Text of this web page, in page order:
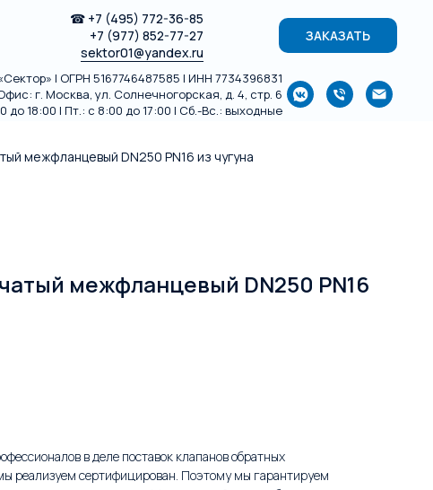
☎ +7 (495) 772-36-85
+7 (977) 852-77-27
sektor01@yandex.ru
ЗАКАЗАТЬ
| ОГРН 5167746487585 | ИНН 7734396831
г. Москва, ул. Солнечногорская, д. 4, стр. 6
18:00 | Пт.: с 8:00 до 17:00 | Сб.-Вс.: выходные
межфланцевый DN250 PN16 из чугуна
межфланцевый DN250 PN16
в деле поставок клапанов обратных
реализуем сертифицирован. Поэтому мы гарантируем